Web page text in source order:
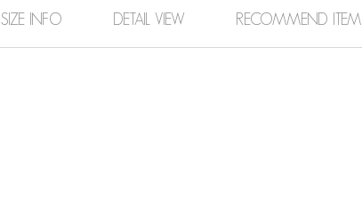
SIZE INFO DETAIL VIEW RECOMMEND ITEM